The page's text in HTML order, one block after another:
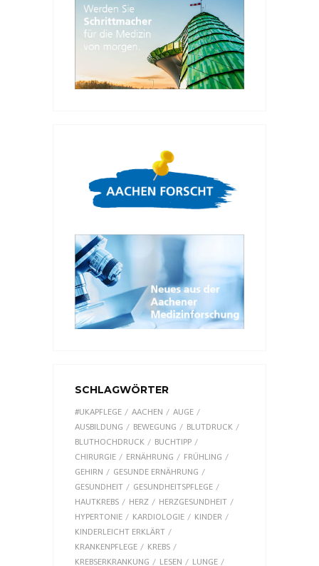
SCHLAGWÖRTER
#UKAPFLEGE AACHEN
AUGE
AUSBILDUNG
BEWEGUNG
BLUTDRUCK
BLUTHOCHDRUCK
BUCHTIPP
CHIRURGIE
ERNÄHRUNG
FRÜHLING
GEHIRN
GESUNDE ERNÄHRUNG
GESUNDHEIT
GESUNDHEITSPFLEGE
HAUTKREBS
HERZ
HERZGESUNDHEIT
HYPERTONIE
KARDIOLOGIE
KINDER
KINDERLEICHT ERKLÄRT
KRANKENPFLEGE
KREBS
KREBSERKRANKUNG
LESEN LUNGE